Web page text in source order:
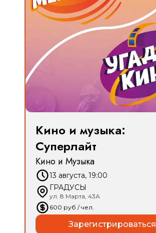
Кино и музыка:
Суперлайт
Кино и Музыка
13 августа, 19:00
ГРАДУСЫ
ул. 8 Марта, 43А
600 руб / чел.
Зарегистрироваться